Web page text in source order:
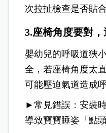
次拉扯檢查是否貼合
3.座椅角度要對
嬰幼兒的呼吸道狹
全，若座椅角度太
可能壓迫氣道造成
►常見錯誤：安裝
導致寶寶睡姿「點